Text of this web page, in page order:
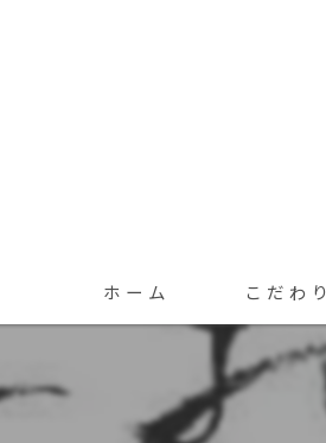
ホーム こだわり
トリートメ